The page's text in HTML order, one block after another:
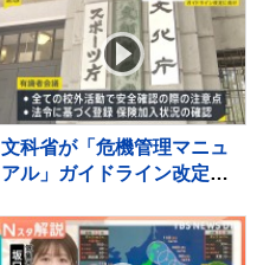
文科省が「危機管理マニュ
アル」ガイドライン改定
道バス事故…学校外の事故
相次ぐ 有識者会議で議論